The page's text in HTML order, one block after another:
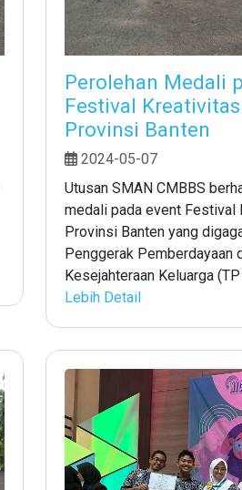
Perolehan Medali
Festival
Provinsi Banten
2024-05-07
Utusan SMAN CMBBS
medali pada event Festival
Provinsi Banten yang
Penggerak Pemberdayaan
Kesejahteraan Keluarga
Lebih Detail